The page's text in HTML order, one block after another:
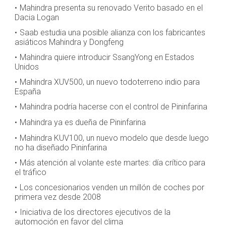
Mahindra presenta su renovado Verito basado en el
Dacia Logan
Saab estudia una posible alianza con los fabricantes
asiáticos Mahindra y Dongfeng
Mahindra quiere introducir SsangYong en Estados
Unidos
Mahindra XUV500, un nuevo todoterreno indio para
España
Mahindra podría hacerse con el control de Pininfarina
Mahindra ya es dueña de Pininfarina
Mahindra KUV100, un nuevo modelo que desde luego
no ha diseñado Pininfarina
Más atención al volante este martes: día crítico para
el tráfico
Los concesionarios venden un millón de coches por
primera vez desde 2008
Iniciativa de los directores ejecutivos de la
automoción en favor del clima